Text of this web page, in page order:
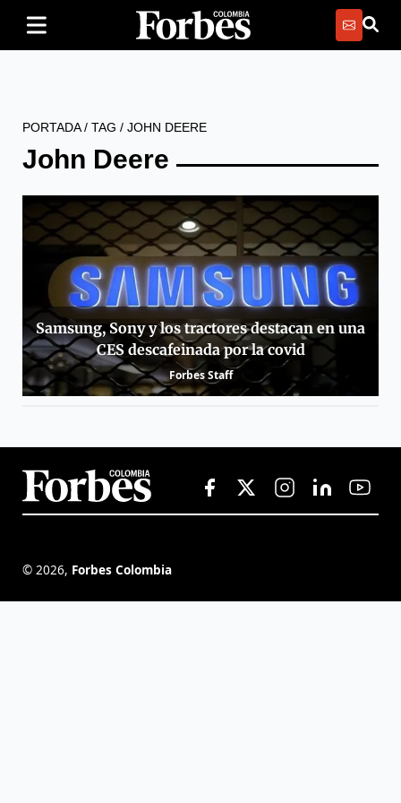
PORTADA/ TAG / JOHN DEERE
John Deere
Samsung, Sony y los tractores destacan en una
CES descafeinada por la covid
Forbes Staff
© 2026, Forbes Colombia